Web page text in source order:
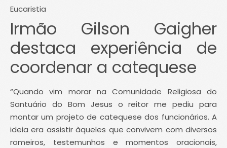
Eucaristia
Irmão Gilson Gaigher
destaca experiência de
coordenar a catequese
“Quando vim morar na Comunidade Religiosa do
Santuário do Bom Jesus o reitor me pediu para
montar um projeto de catequese dos funcionários. A
ideia era assistir àqueles que convivem com diversos
romeiros, testemunhos e momentos oracionais,